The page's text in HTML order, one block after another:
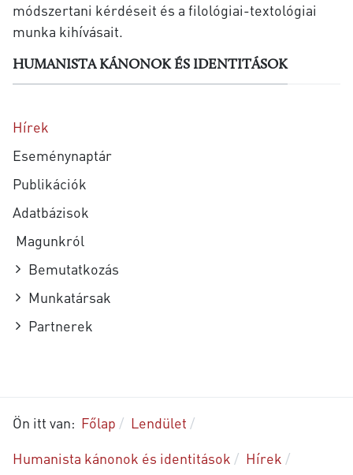
módszertani kérdéseit és a filológiai-textológiai
munka kihívásait.
HUMANISTA KÁNONOK ÉS IDENTITÁSOK
Hírek
Eseménynaptár
Publikációk
Adatbázisok
Magunkról
Bemutatkozás
Munkatársak
Partnerek
Ön itt van: Főlap
Lendület
Humanista kánonok és identitások
Hírek